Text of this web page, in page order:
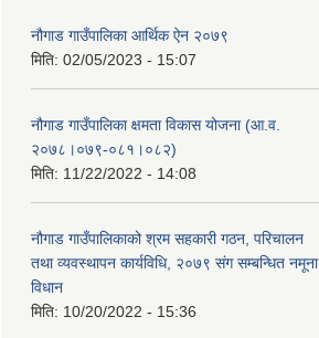
नौगाड गाउँपालिका आर्थिक ऐन २०७९
मिति: 02/05/2023 - 15:07
नौगाड गाउँपालिका क्षमता विकास योजना (आ.व.
२०७८।०७९-०८१।०८२)
मिति: 11/22/2022 - 14:08
नौगाड गाउँपालिकाको श्रम सहकारी गठन, परिचालन
तथा व्यवस्थापन कार्यविधि, २०७९ संग सम्बन्धित नमूना
विधान
मिति: 10/20/2022 - 15:36